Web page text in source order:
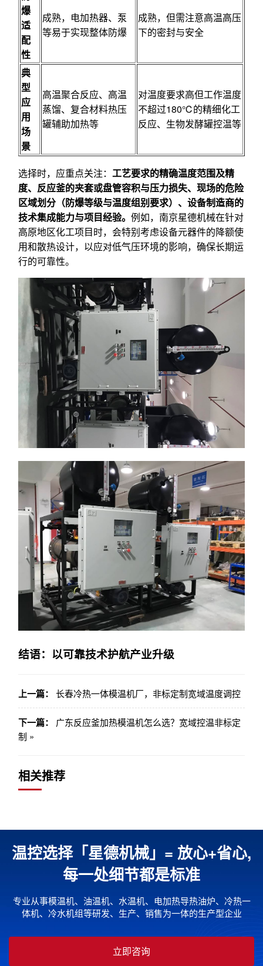
爆
适
配
性
成熟，电加热器、泵
等易于实现整体防爆
成熟，但需注意高温高压
下的密封与安全
典
型
应
用
场
景
高温聚合反应、高温
蒸馏、复合材料热压
罐辅助加热等
对温度要求高但工作温度
不超过180℃的精细化工
反应、生物发酵罐控温等
选择时，应重点关注： 工艺要求的精确温度范围及精
度、反应釜的夹套或盘管容积与压力损失、现场的危险
区域划分（防爆等级与温度组别要求）、设备制造商的
技术集成能力与项目经验。 例如，南京星德机械在针对
高原地区化工项目时，会特别考虑设备元器件的降额使
用和散热设计，以应对低气压环境的影响，确保长期运
行的可靠性。
结语：以可靠技术护航产业升级
上一篇： 长春冷热一体模温机厂，非标定制宽域温度调控
下一篇：
广东反应釜加热模温机怎么选？宽域控温非标定
制 »
相关推荐
温控选择「星德机械」= 放心+省心,
每一处细节都是标准
专业从事模温机、油温机、水温机、电加热导热油炉、冷热一
体机、冷水机组等研发、生产、销售为一体的生产型企业
立即咨询